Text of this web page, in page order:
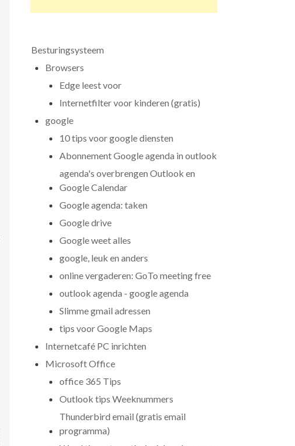
Besturingsysteem
Browsers
Edge leest voor
Internetfilter voor kinderen (gratis)
google
10 tips voor google diensten
Abonnement Google agenda in outlook
agenda's overbrengen Outlook en
Google Calendar
Google agenda: taken
Google drive
Google weet alles
google, leuk en anders
online vergaderen: GoTo meeting free
outlook agenda - google agenda
Slimme gmail adressen
tips voor Google Maps
Internetcafé PC inrichten
Microsoft Office
office 365 Tips
Outlook tips Weeknummers
Thunderbird email (gratis email
programma)